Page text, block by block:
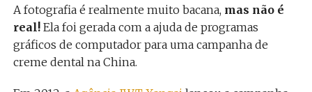
A fotografia é realmente muito bacana, mas não é
real!Ela foi gerada com a ajuda de programas
gráficos de computador para uma campanha de
creme dental na China.